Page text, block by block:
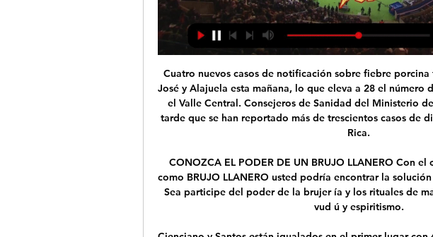
Cuatro nuevos casos de notificación sobre fiebre porcina fueron detectados en San José y Alajuela esta mañana, lo que eleva a 28 el número de personas confirmadas en el Valle Central. Consejeros de Sanidad del Ministerio de Salud informaron por la tarde que se han reportado más de trescientos casos de difusión a lo largo de Costa Rica.

CONOZCA EL PODER DE UN BRUJO LLANERO Con el conocimiento que poseo como BRUJO LLANERO usted podría encontrar la solución a todo tipo de problemas. Sea participe del poder de la brujer ía y los rituales de magia blanca, magia negra, vud ú y espiritismo.

Cienciano y Santos están igualados en el primer lugar con 41 puntos y son los equipos que se enfrentan directamente en esta última jornada. Asimismo, Alianza Atlético está en el puesto 3 con 40 puntos, Juan Aurich en el cuarto lugar con 39 unidades y Atlético Grau que viene de ganar la Copa Bicentenario está en el puesto 5 con 38 puntos.

copa peru en cusco El “Vendaval Celeste” siempre campeón Diego Silva de cabeza a los 30 minutos del complementario, en complicidad con Enmel Echegaray, puso el único tanto del partido definitorio ante Cienciano Junior en la etapa interdistrital de la Copa Perú, el que lo corona como campeón.

Encuentra Camiseta Universidad Catolica 2012 en Mercado Libre Chile. Descubre la mejor forma de comprar online.. Camiseta adidas Universidad De Chile 2012, M, Firmada, Usada $ 16.000. 12x $ 1.333 sin interés .. Camiseta U De Chile 2012 Mujer Original adidas. Línea 1 $ 19.990. 12x $ 1.665 sin interés . …

PSG – Real Sociedad: horario y dónde ver el partido de la hace 6 horas — Consulta la fecha, hora y dónde ver en directo por televisión el PSG – Real Sociedad, partido de fútbol de la Octavos - Ida de Champions League ...

¡El mejor plan de Telefonía Móvil y Hogar lo encontrás en Claro! Planes de Internet para que no te quedes sin gigas ¡Hacé click para disfrutar de los bene?cios!

Universidad de Chile vive uno de los momentos más complejos de su historia. A seis partidos del término del Campeonato Nacional, los de Hernán Caputto acaban de salir de la zona de descenso directo luego de vencer a su rival directo, Iquique. Antes, habían caído 3-2 ante su archirrival Colo.

Obras San Juan ganó un partido infartante por 3 a 2 (23-25, 16-25, 25-20, 25-18 y 15-13) de visitante ante UPCN, cerró por 3-1 la serie de semis y se metió por tercera vez en su historia en la final de la Liga Argentina, en la que chocará con Bolívar. Será la primera vez que UPCN no jugará la ser

PSG - Real Sociedad, Champions League: horario y hace 7 horas — Será el primer capítulo antes de que la eliminatoria llegue a Anoeta el próximo 5 de marzo para decidir cuál de los dos sigue vivo en la ...

El Ayuntamiento de Córdoba, a través del Instituto Municipal de las Artes Escénicas Gran Teatro, con el fin de fomentar las carreras de profesionales del flamenco y premiar su labor artística, promocionar la creatividad, reconocer, conservar y difundir el flamenco, convoca el XXI CONCURSO NACIONAL DE ARTE FLAMENCO DE CÓRDOBA. BASES

fotos: cortesia club pachuca Los minutos que no iba a ver en Pachuca, Alfonso Blanco los buscará ahora en León, donde por delante tiene a Rodolfo Cota. El ex guardameta de los Tuzos no pudo ganarle la titularidad al argentino Oscar Ustari , aun cuando disputó cinco juegos en el Clausura 2020 que fue cancelado por la pandemia.

Mira AQUÍ la señal de CDF Premium y CDF HD para VER los partidos de la Liga de Chile 2019 y la Copa de Chile. Mira AQUÍ la señal de CDF Premium y CDF HD para VER los partidos de la Liga de Chile 2019 y la Copa de Chile. Menú.

espn hd en vivo - tv en vivo canal trece hd - tv en vivo televisa en vivo - hoy mexico fox sports hd nbc en directo rtve.es tv online en directo canal 7 - la tv publica de argentina espn + - espn play en vivo y en directo cvia online tv azteca en vivo telefe online - tv hd en vivo canal trece - eltrecetv.com - canal 13 en vivo …

En Directo: PSG | Market Research Group hace 11 horas — En Directo: PSG - Real Sociedad online PSG vs Real Sociedad, En Vivo, Octavos de Final 14/02/2024 PSG y Real Sociedad ya están ya listos ...

En directo PSG contra Real Sociedad vídeo del partido Paris hace 11 horas — En directo PSG contra Real Sociedad vídeo del partido Paris Saint Germain vs Real Sociedad: apuestas, pronóstico 14 febrero 2024 Ver en ...

¡Tus apuestas Macará Mushuc Runa SC a la mejor cuota! El partido tuvo lugar el 13 April a las 21h00 y el resultado fue 1 - 1. Las cuotas antes del comienzo del partido eran las siguientes: 1 0.00 X 0.00 2

El moderno AC Hotel La Línea es uno de los mejor ubicados hoteles en la Línea de la Concepción, a un paso de Gibraltar. Sus lujosas habitaciones y salones hacen de este hotel en la Línea de la concepción Cádiz el lugar ideal para vacaciones y eventos

Paris Saint-Germain - Real Sociedad en vivo, resultados Paris Saint-Germain Real Sociedad marcadores en directo (y ver en vivo gratis video streaming en directo) comienza el 14 feb 2024 a las 20:00 (Hora UTC) en ...

2020-5-25 · Miles de manifestantes en Hong Kong contra proyecto de ley chino sobre seguridad; Costa Rica se alista para los matrimonios igualitarios en clima de pandemia; Costa Rica suma 930 casos de COVID-19, 12 más este domingo; Universidades Públicas aportarán ₡9.800 millones al fondo de solidaridad para la atención de la pandemia

Online PSG-Real Sociedad en directo PSG vs. Real hace 11 horas — Online PSG-Real Sociedad en directo PSG vs. Real Sociedad EN VIVO por los octavos de final 14 febrero 2024 Transmisión en vivo hace 2 días ...

Sport Huancayo aguantó el cero en su arco y clasificó a la siguiente instancia de la Sudamericana tras igualar 0-0 con Argentinos Juniors. Sport Huancayo tenía el pase a la siguiente ronda de la Sudamericana y lo supo aprovechar, el equipo de Wilmar Valencia venía de un empate de a 1 en la Paternal lo que le llevo a mantenerlo en el Cuarto Centenario.

Palestino, en cambio, no pudo emular la corona obtenida en el Clausura 2015 ante Colo Colo y perdió en la final, tal como en los torneos Apertura 2016 (ante Universidad de Chile…

Santiago de Chile, 26 sep (EFE).- El fútbol vuelve a Chile después de una semana de parón con motivo de la celebración de las Fiestas Patrias en el país con la Universidad Católica asentada en la cabeza de la tabla con una diferencia de 13 puntos, un liderato que intentará reforzar en la jornada 22 a domicilio ante el Curicó Unido.

O Joinville empatou em 1 a 1 com o Marcílio Dias no sábado (29), em partida realizada na Arena pela 7ª rodada do Catarinense. O gol do Coelho foi marcado por Luquinhas, aos 29 minutos do primeiro tempo, igualando o marcador que havia sido inaugurado pelos visitantes.

PSG vs. Real Sociedad por la Champions League hace 8 horas — La transmisión EN VIVO y EN DIRECTO de PSG-Real Sociedad estará a cargo de